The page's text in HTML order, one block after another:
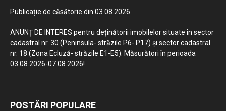
Publicație de căsătorie din 03.08.2026
ANUNȚ DE INTERES pentru deținătorii imobilelor situate în sector
cadastral nr. 30 (Peninsula- străzile P6- P17) și sector cadastral
nr. 18 (Zona Ecluză- străzile E1-E5). Măsurători în perioada
03.08.2026-07.08.2026!
POSTĂRI POPULARE